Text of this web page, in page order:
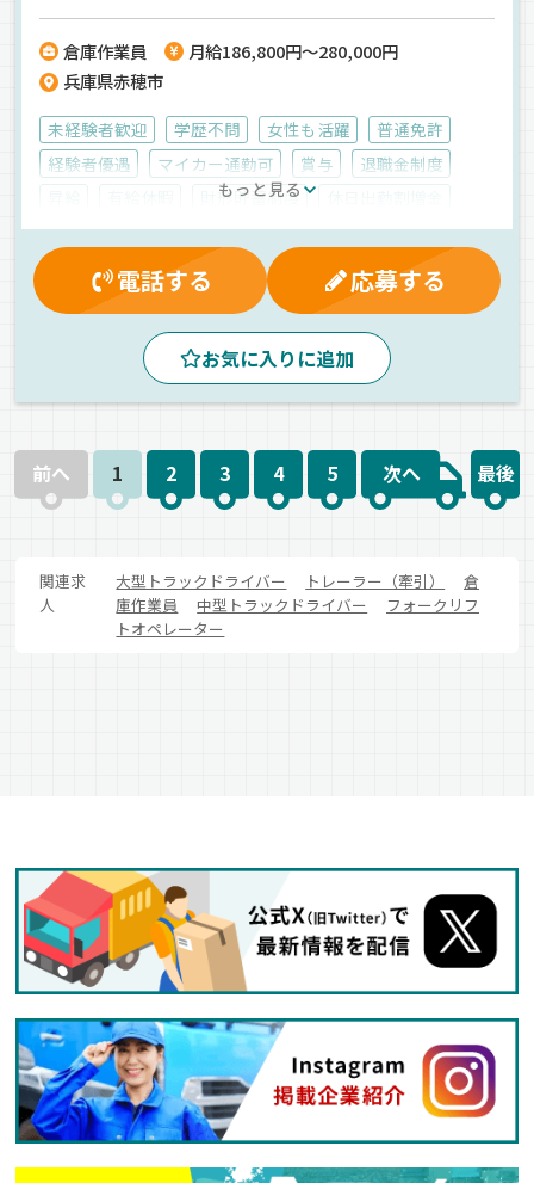
倉庫作業員
月給186,800円～280,000円
兵庫県赤穂市
未経験者歓迎 学歴不問 女性も活躍
普通免許
経験者優遇
マイカー通勤可 賞与
退職金制度
財形貯蓄制度
雇用保険
残業手当 社員登用制度
資格取得制度
健康保険
表彰制度 記念日制度
再雇用制度
厚生年金
制服・作業着貸与 無事故手当
大型連休
労災保険 早朝 夕方 朝
庫内作業員募集
雑貨 食品 正社員
もっと見る
電話する 応募する
お気に入りに追加
前へ 1 2 3 4 5 次へ 最後
関連求
人
大型トラックドライバー トレーラー（牽引）
倉
庫作業員
中型トラックドライバー
フォークリフ
トオペレーター